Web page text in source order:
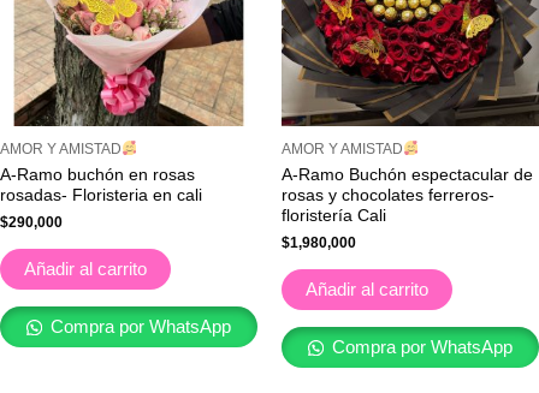
AMOR Y AMISTAD
A-Ramo buchón en rosas
rosadas- Floristeria en cali
$290,000
Añadir al carrito
Compra por WhatsApp
AMOR Y AMISTAD
A-Ramo Buchón espectacular de
rosas y chocolates ferreros-
floristería Cali
$1,980,000
Añadir al carrito
Compra por WhatsApp